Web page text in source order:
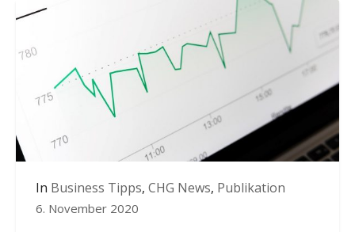
In Business Tipps, CHG News, Publikation
6. November 2020